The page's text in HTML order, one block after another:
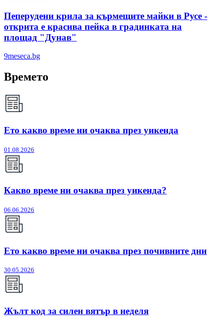
Пеперудени крила за кърмещите майки в Русе -
открита е красива пейка в градинката на
площад "Дунав"
9meseca.bg
Времето
Ето какво време ни очаква през уикенда
01.08.2026
Какво време ни очаква през уикенда?
06.06.2026
Ето какво време ни очаква през почивните дни
30.05.2026
Жълт код за силен вятър в неделя